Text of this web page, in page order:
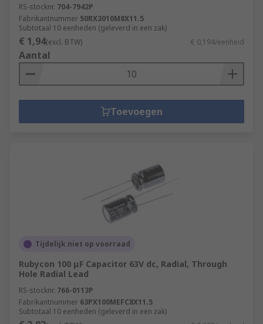
RS-stocknr. 704-7942P
Fabrikantnummer 50RX3010M8X11.5
Subtotaal 10 eenheden (geleverd in een zak)
€ 1,94(excl. BTW) € 0,194/eenheid
Aantal
Toevoegen
Tijdelijk niet op voorraad
Rubycon 100 μF Capacitor 63V dc, Radial, Through
Hole Radial Lead
RS-stocknr. 766-0113P
Fabrikantnummer 63PX100MEFC8X11.5
Subtotaal 10 eenheden (geleverd in een zak)